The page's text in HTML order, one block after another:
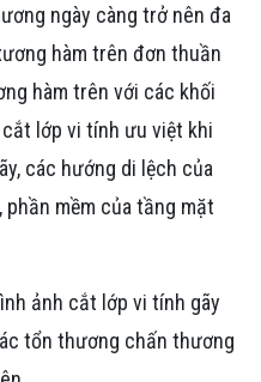
ngày càng trở nên đa
hàm trên đơn thuần
hàm trên với các khối
lớp vi tính ưu việt khi
các hướng di lệch của
mềm của tầng mặt
ảnh cắt lớp vi tính gãy
tổn thương chấn thương